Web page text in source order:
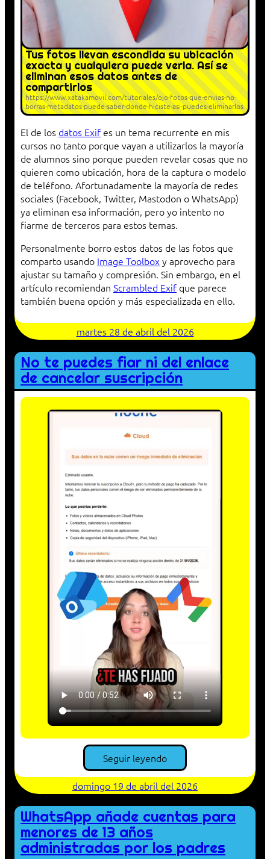
Tus fotos llevan escondida su ubicación
exacta y cualquiera puede verla. Así se
eliminan esos datos antes de
compartirlos
https://www.xatakamovil.com/tutoriales/ojo-fotos-que-envias-no-
borras-metadatos-puede-saber-donde-hiciste-asi-puedes-eliminarlos
El de los datos Exif es un tema recurrente en mis
cursos no tanto porque vayan a utilizarlos la mayoría
de alumnos sino porque pueden revelar cosas que no
quieren como ubicación, hora de la captura o modelo
de teléfono. Afortunadamente la mayoría de redes
sociales (Facebook, Twitter, Mastodon o WhatsApp)
ya eliminan esa información, pero yo intento no
fiarme de terceros para estos temas.
Personalmente borro estos datos de las fotos que
comparto usando Image Toolbox y aprovecho para
ajustar su tamaño y compresión. Sin embargo, en el
artículo recomiendan Scrambled Exif que parece
también buena opción y más especializada en ello.
martes 28 de abril del 2026
No te puedes fiar ni del enlace
de cancelar suscripción
Seguir leyendo
domingo 19 de abril del 2026
WhatsApp añade cuentas para
menores de 13 años
administradas por los padres